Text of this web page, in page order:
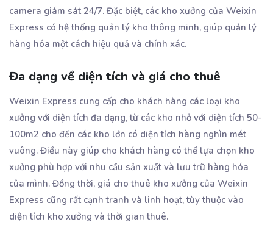
camera giám sát 24/7. Đặc biệt, các kho xưởng của Weixin
Express có hệ thống quản lý kho thông minh, giúp quản lý
hàng hóa một cách hiệu quả và chính xác.
Đa dạng về diện tích và giá cho thuê
Weixin Express cung cấp cho khách hàng các loại kho
xưởng với diện tích đa dạng, từ các kho nhỏ với diện tích 50-
100m2 cho đến các kho lớn có diện tích hàng nghìn mét
vuông. Điều này giúp cho khách hàng có thể lựa chọn kho
xưởng phù hợp với nhu cầu sản xuất và lưu trữ hàng hóa
của mình. Đồng thời, giá cho thuê kho xưởng của Weixin
Express cũng rất cạnh tranh và linh hoạt, tùy thuộc vào
diện tích kho xưởng và thời gian thuê.